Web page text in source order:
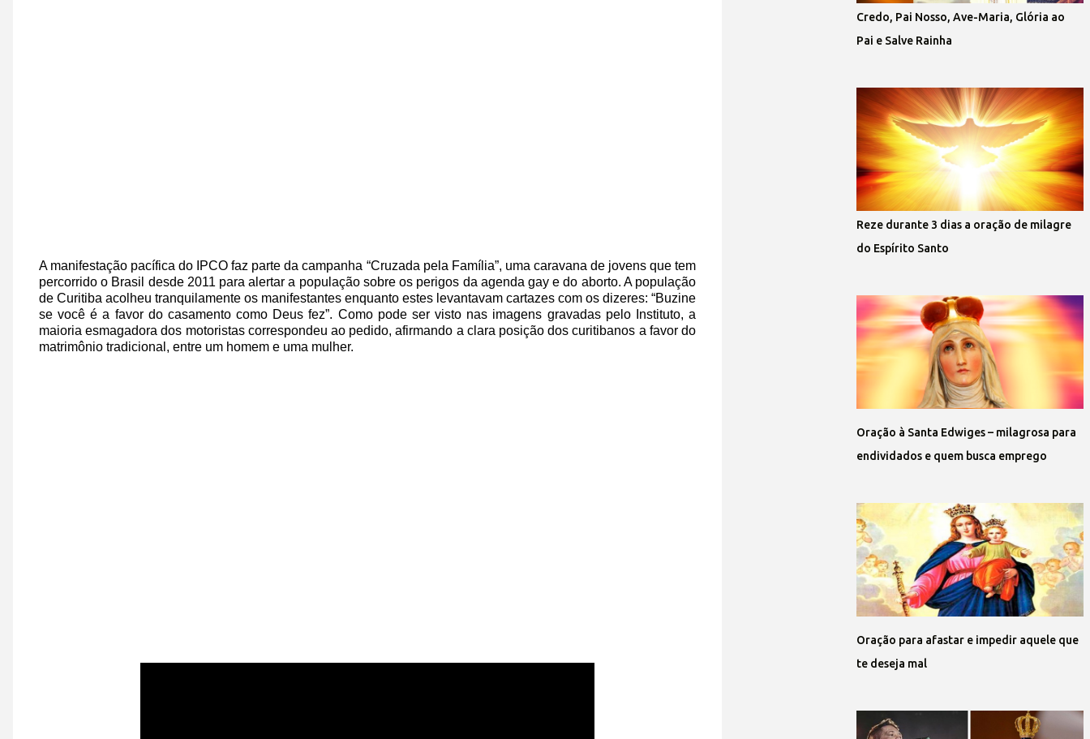
A manifestação pacífica do IPCO faz parte da campanha “Cruzada pela Família”, uma caravana de jovens que tem
percorrido o Brasil desde 2011 para alertar a população sobre os perigos da agenda gay e do aborto. A população
de Curitiba acolheu tranquilamente os manifestantes enquanto estes levantavam cartazes com os dizeres: “Buzine
se você é a favor do casamento como Deus fez”. Como pode ser visto nas imagens gravadas pelo Instituto, a
maioria esmagadora dos motoristas correspondeu ao pedido, afirmando a clara posição dos curitibanos a favor do
matrimônio tradicional, entre um homem e uma mulher.
Credo, Pai Nosso, Ave-Maria, Glória ao
Pai e Salve Rainha
Reze durante 3 dias a oração de milagre
do Espírito Santo
Oração à Santa Edwiges – milagrosa para
endividados e quem busca emprego
Oração para afastar e impedir aquele que
te deseja mal